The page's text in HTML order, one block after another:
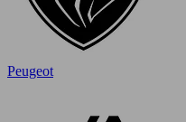
Peugeot